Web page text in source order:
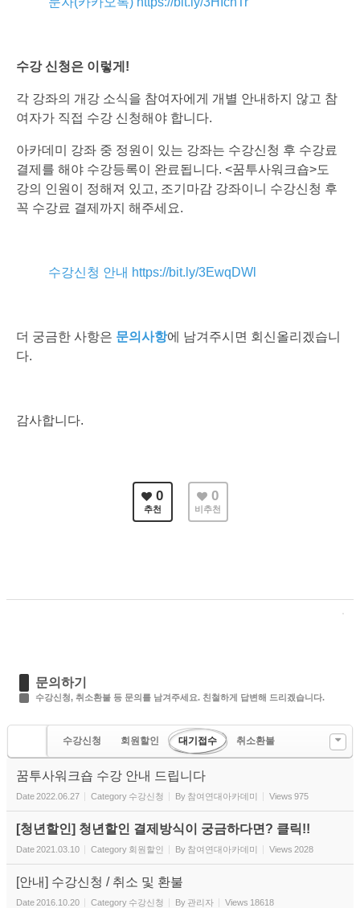
수강 신청은 이렇게!
각 강좌의 개강 소식을 참여자에게 개별 안내하지 않고 참
여자가 직접 수강 신청해야 합니다.
아카데미 강좌 중 정원이 있는 강좌는 수강신청 후 수강료
결제를 해야 수강등록이 완료됩니다. <꿈투사워크숍>도
강의 인원이 정해져 있고, 조기마감 강좌이니 수강신청 후
꼭 수강료 결제까지 해주세요.
수강신청 안내 https://bit.ly/3EwqDWl
더 궁금한 사항은 문의사항에 남겨주시면 회신올리겠습니
다.
감사합니다.
0
추천
0
비추천
문의하기
수강신청, 취소환불 등 문의를 남겨주세요. 친철하게 답변해 드리겠습니다.
수강신청 회원할인 대기접수 취소환불
꿈투사워크숍 수강 안내 드립니다
Date2022.06.27 Category 수강신청 By 참여연대아카데미 Views 975
[청년할인] 청년할인 결제방식이 궁금하다면? 클릭!!
Date2021.03.10 Category 회원할인 By 참여연대아카데미 Views 2028
[안내] 수강신청 / 취소 및 환불
Date2016.10.20 Category 수강신청 By 관리자 Views 18618